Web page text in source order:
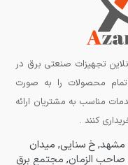
تجهیزات صنعتی برق در
تمام محصولات را به صورت
مناسب به مشتریان ارائه
کنند .
مشهد, خ سنایی, میدان
صاحب الزمان, مجتمع برق